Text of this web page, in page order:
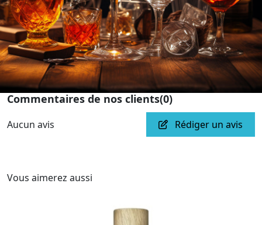
Commentaires de nos clients(0)
Aucun avis Rédiger un avis
Vous aimerez aussi